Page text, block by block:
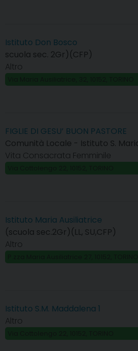
Istituto Don Bosco
scuola sec. 2Gr)(CFP)
Altro
FIGLIE DI GESU’ BUON PASTORE
Comunità Locale - Istituto S.
Vita Consacrata Femminile
Istituto Maria Ausiliatrice
(scuola sec.2Gr)(LL, SU,CFP)
Altro
Istituto S.M. Maddalena 1
Altro